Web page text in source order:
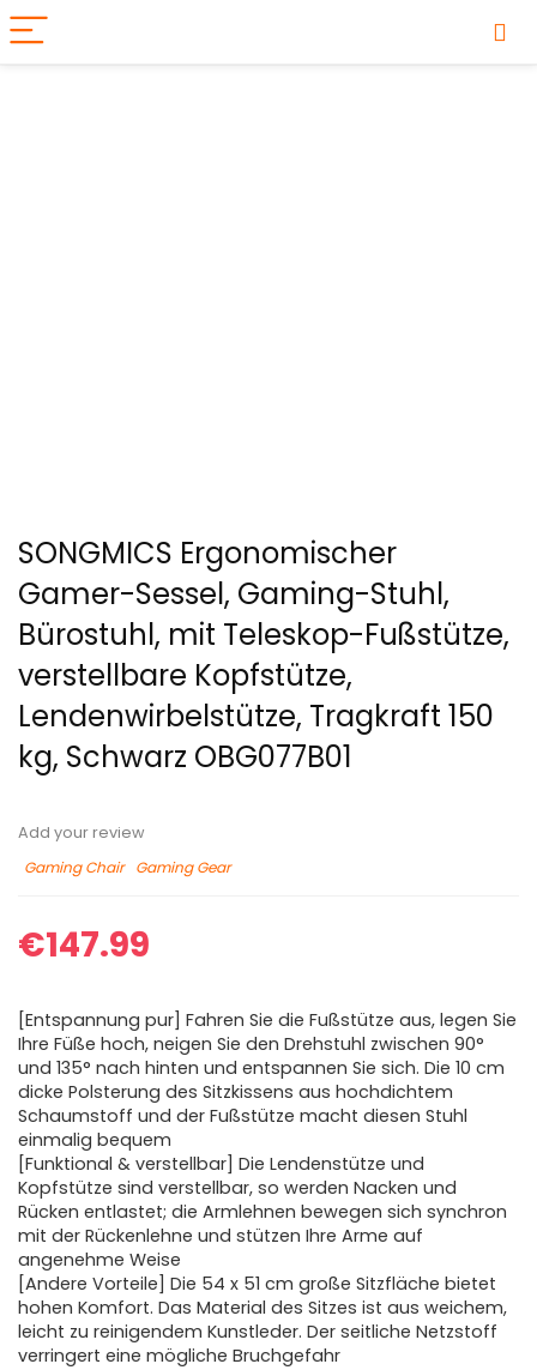
SONGMICS Ergonomischer
Gamer-Sessel, Gaming-Stuhl,
Bürostuhl, mit Teleskop-Fußstütze,
verstellbare Kopfstütze,
Lendenwirbelstütze, Tragkraft 150
kg, Schwarz OBG077B01
Add your review
Gaming Chair
Gaming Gear
€147.99
[Entspannung pur] Fahren Sie die Fußstütze aus, legen Sie
Ihre Füße hoch, neigen Sie den Drehstuhl zwischen 90°
und 135° nach hinten und entspannen Sie sich. Die 10 cm
dicke Polsterung des Sitzkissens aus hochdichtem
Schaumstoff und der Fußstütze macht diesen Stuhl
einmalig bequem
[Funktional & verstellbar] Die Lendenstütze und
Kopfstütze sind verstellbar, so werden Nacken und
Rücken entlastet; die Armlehnen bewegen sich synchron
mit der Rückenlehne und stützen Ihre Arme auf
angenehme Weise
[Andere Vorteile] Die 54 x 51 cm große Sitzfläche bietet
hohen Komfort. Das Material des Sitzes ist aus weichem,
leicht zu reinigendem Kunstleder. Der seitliche Netzstoff
verringert eine mögliche Bruchgefahr